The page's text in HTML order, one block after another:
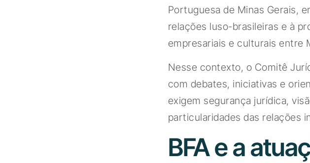
Portuguesa de Minas Gerais,
relações luso-brasileiras e à
empresariais e culturais entre
Nesse contexto, o Comitê
com debates, iniciativas e
exigem segurança jurídica,
particularidades das relações
BFA e a